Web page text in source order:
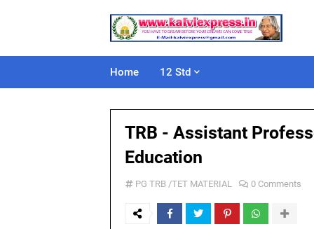
Home 12 Std
TRB - Assistant
Education
PG TRB /TET MATERIAL 0 Comments